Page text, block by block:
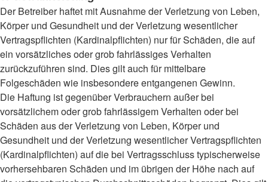
Der Betreiber haftet mit Ausnahme der Verletzung von Leben,
Körper und Gesundheit und der Verletzung wesentlicher
Vertragspflichten (Kardinalpflichten) nur für Schäden, die auf
ein vorsätzliches oder grob fahrlässiges Verhalten
zurückzuführen sind. Dies gilt auch für mittelbare
Folgeschäden wie insbesondere entgangenen Gewinn.
Die Haftung ist gegenüber Verbrauchern außer bei
vorsätzlichem oder grob fahrlässigem Verhalten oder bei
Schäden aus der Verletzung von Leben, Körper und
Gesundheit und der Verletzung wesentlicher Vertragspflichten
(Kardinalpflichten) auf die bei Vertragsschluss typischerweise
vorhersehbaren Schäden und im übrigen der Höhe nach auf